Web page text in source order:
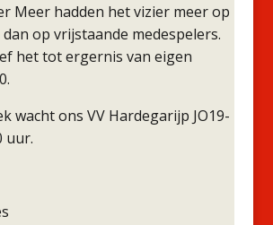
Meer hadden het vizier meer op
op vrijstaande medespelers.
het tot ergernis van eigen
wacht ons VV Hardegarijp JO19-
uur.